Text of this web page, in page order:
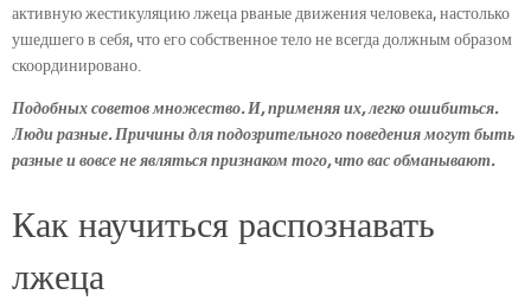
активную жестикуляцию лжеца рваные движения человека, настолько
ушедшего в себя, что его собственное тело не всегда должным образом
скоординировано.
Подобных советов множество. И, применяя их, легко ошибиться.
Люди разные. Причины для подозрительного поведения могут быть
разные и вовсе не являться признаком того, что вас обманывают.
Как научиться распознавать
лжеца